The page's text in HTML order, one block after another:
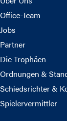
Office-Team
Jobs
Partner
Die Trophäen
Ordnungen &
Schiedsrichter &
Spielervermittler